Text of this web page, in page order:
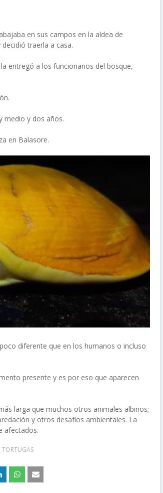
en sus campos en la aldea de
traerla a casa.
entregó a los funcionarios del bosque,
medio y dos años.
en Balasore.
diferente que en los humanos o incluso
presente y es por eso que aparecen
larga que muchos otros animales albinos;
y otros desafíos ambientales. La
afectados.
TORTUGAS